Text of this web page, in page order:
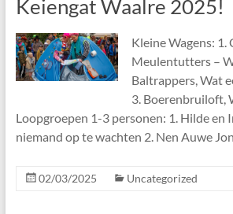
Keiengat Waalre 2025!
Kleine Wagens: 1.
Meulentutters –
Baltrappers, Wat
3. Boerenbruiloft,
Loopgroepen 1-3 personen: 1. Hilde en
niemand op te wachten 2. Nen Auwe
02/03/2025 Uncategorized